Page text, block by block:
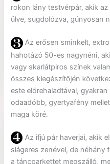
rokon lány testvérpár, akik
ülve, sugdolózva, gúnyosan
Az erősen sminkelt,
hahotázó 50-es nagynéni,
vagy skarlátpiros színek
összes kiegészítőjén
este előrehaladtával,
odaadóbb, gyertyafény
maga köré.
Az ifjú pár haverjai, akik
slágeres zenével, de néhány
a táncparkettet megszálló,